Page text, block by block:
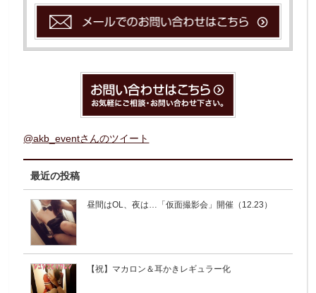
@akb_eventさんのツイート
最近の投稿
昼間はOL、夜は…「仮面撮影会」開催（12.23）
【祝】マカロン＆耳かきレギュラー化